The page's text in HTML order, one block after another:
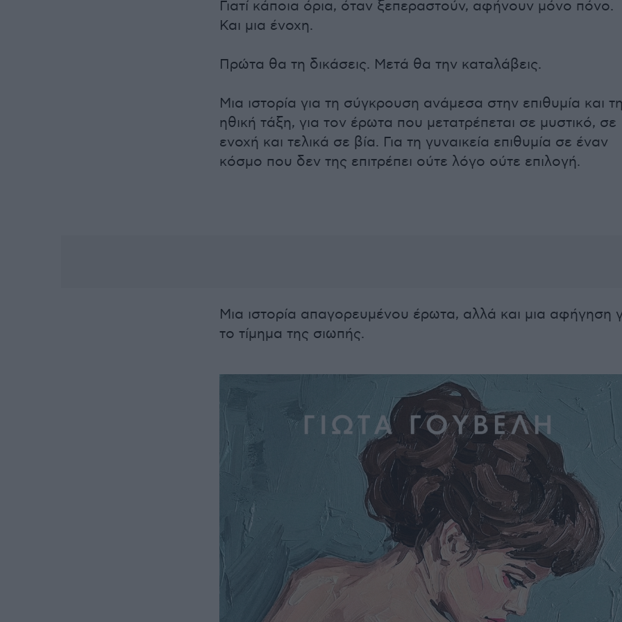
Γιατί κάποια όρια, όταν ξεπεραστούν, αφήνουν μόνο πόνο.
Και μια ένοχη.
Πρώτα θα τη δικάσεις. Μετά θα την καταλάβεις.
Μια ιστορία για τη σύγκρουση ανάμεσα στην επιθυμία και
ηθική τάξη, για τον έρωτα που μετατρέπεται σε μυστικό, σε
ενοχή και τελικά σε βία. Για τη γυναικεία επιθυμία σε έναν
κόσμο που δεν της επιτρέπει ούτε λόγο ούτε επιλογή.
Μια ιστορία απαγορευμένου έρωτα, αλλά και μια αφήγηση
το τίμημα της σιωπής.